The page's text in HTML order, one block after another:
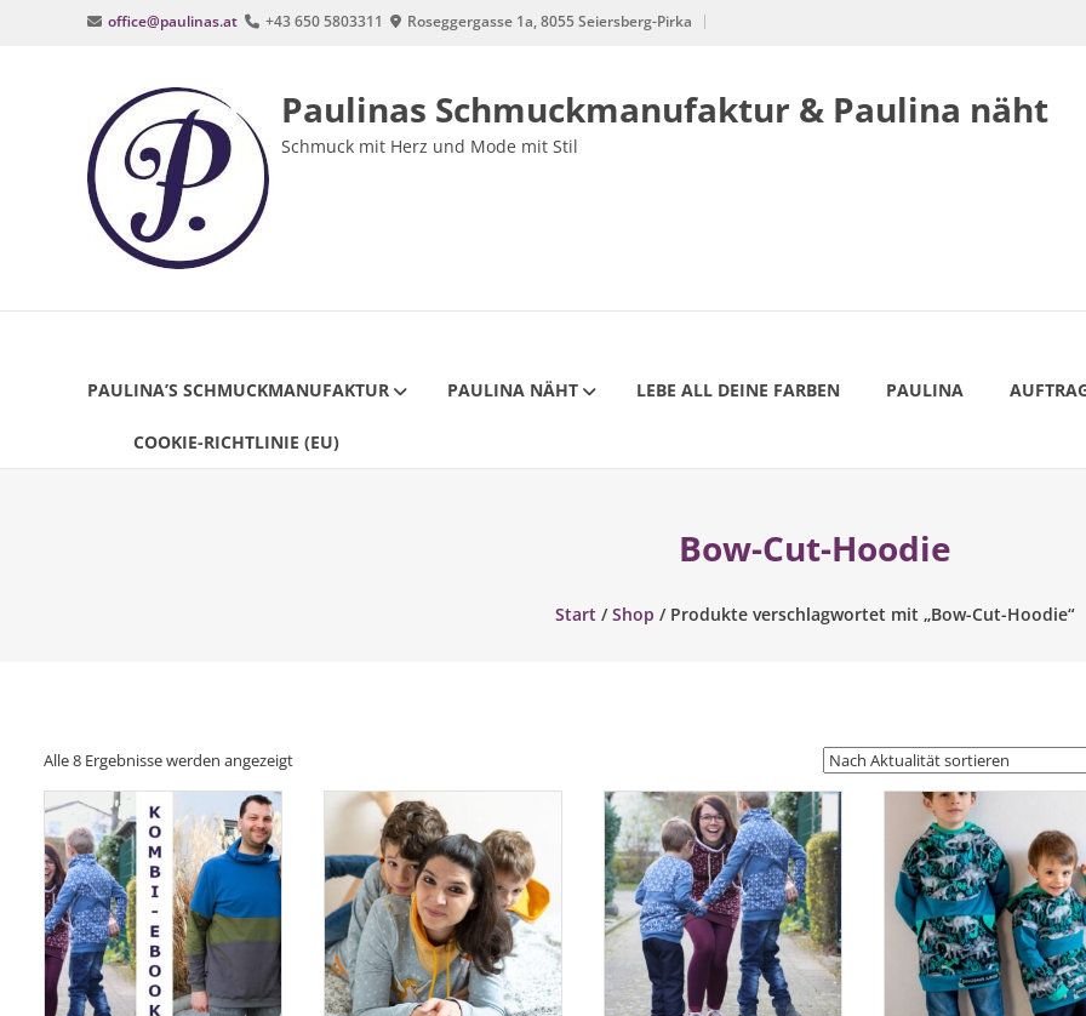
office@paulinas.at +43 650 5803311 Roseggergasse 1a, 8055 Seiersberg-Pirka
Paulinas Schmuckmanufaktur & Paulina näht
Schmuck mit Herz und Mode mit Stil
PAULINA’S SCHMUCKMANUFAKTUR PAULINA NÄHT LEBE ALL DEINE FARBEN PAULINA
COOKIE-RICHTLINIE (EU)
Bow-Cut-Hoodie
Start /Shop / Produkte verschlagwortet mit „Bow-Cut-Hoodie“
Alle 8 Ergebnisse werden angezeigtNach
Aktualität